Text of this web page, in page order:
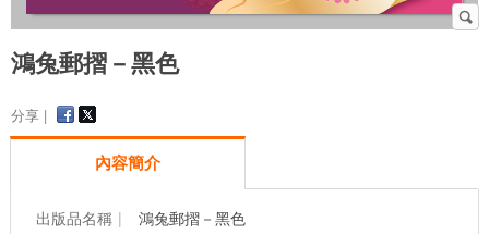
鴻兔郵摺－黑色
分享 |
內容簡介
出版品名稱
鴻兔郵摺－黑色